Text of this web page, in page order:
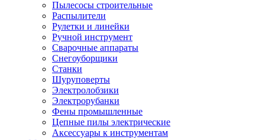
Пылесосы строительные
Распылители
Рулетки и линейки
Ручной инструмент
Сварочные аппараты
Снегоуборщики
Станки
Шуруповерты
Электролобзики
Электрорубанки
Фены промышленные
Цепные пилы электрические
Аксессуары к инструментам